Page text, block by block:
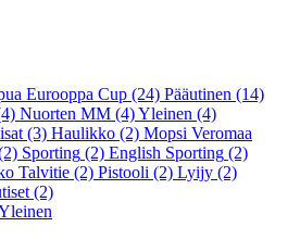
Eurooppa Cup (24) Pääutinen (14)
Nuorten MM (4)Yleinen (4)
(3) Haulikko (2) Mopsi Veromaa
Sporting (2) English Sporting (2)
Talvitie (2) Pistooli (2) Lyijy (2)
(2)